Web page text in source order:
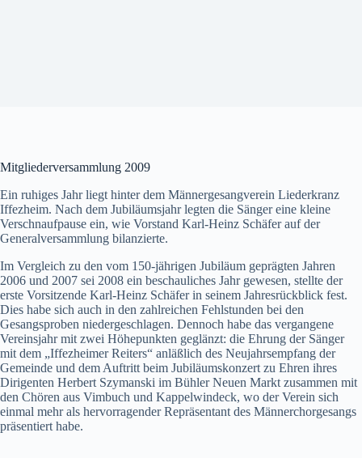
Mitgliederversammlung 2009
Ein ruhiges Jahr liegt hinter dem Männergesangverein Liederkranz
Iffezheim. Nach dem Jubiläumsjahr legten die Sänger eine kleine
Verschnaufpause ein, wie Vorstand Karl-Heinz Schäfer auf der
Generalversammlung bilanzierte.
Im Vergleich zu den vom 150-jährigen Jubiläum geprägten Jahren
2006 und 2007 sei 2008 ein beschauliches Jahr gewesen, stellte der
erste Vorsitzende Karl-Heinz Schäfer in seinem Jahresrückblick fest.
Dies habe sich auch in den zahlreichen Fehlstunden bei den
Gesangsproben niedergeschlagen. Dennoch habe das vergangene
Vereinsjahr mit zwei Höhepunkten geglänzt: die Ehrung der Sänger
mit dem „Iffezheimer Reiters“ anläßlich des Neujahrsempfang der
Gemeinde und dem Auftritt beim Jubiläumskonzert zu Ehren ihres
Dirigenten Herbert Szymanski im Bühler Neuen Markt zusammen mit
den Chören aus Vimbuch und Kappelwindeck, wo der Verein sich
einmal mehr als hervorragender Repräsentant des Männerchorgesangs
präsentiert habe.